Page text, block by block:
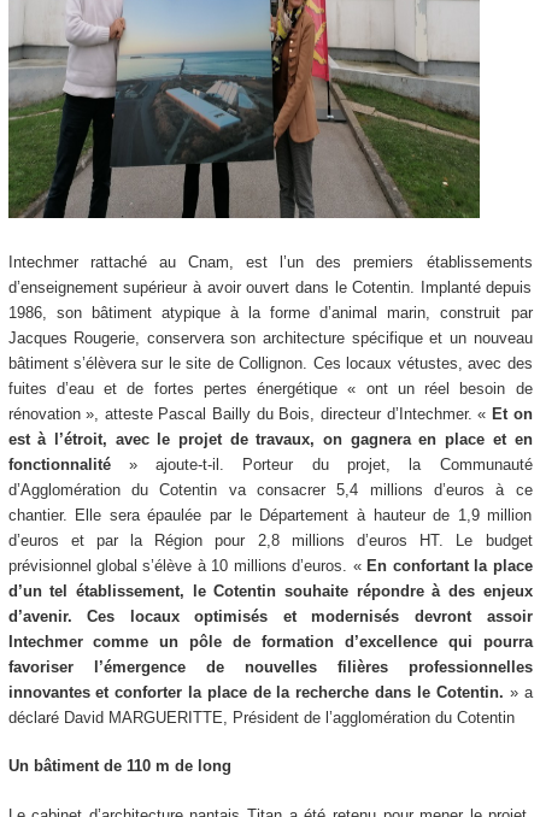
Intechmer rattaché au Cnam, est l’un des premiers établissements
d’enseignement supérieur à avoir ouvert dans le Cotentin. Implanté depuis
1986, son bâtiment atypique à la forme d’animal marin, construit par
Jacques Rougerie, conservera son architecture spécifique et un nouveau
bâtiment s’élèvera sur le site de Collignon. Ces locaux vétustes, avec des
fuites d’eau et de fortes pertes énergétique « ont un réel besoin de
rénovation», atteste Pascal Bailly du Bois, directeur d’Intechmer.« Et on
est à l’étroit, avec le projet de travaux, on gagnera en place et en
fonctionnalité» ajoute-t-il. Porteur du projet, la Communauté
d’Agglomération du Cotentin va consacrer 5,4 millions d’euros à ce
chantier. Elle sera épaulée par le Département à hauteur de 1,9 million
d’euros et par la Région pour 2,8 millions d’euros HT. Le budget
prévisionnel global s’élève à 10 millions d’euros. «En confortant la place
d’un tel établissement, le Cotentin souhaite répondre à des enjeux
d’avenir. Ces locaux optimisés et modernisés devront assoir
Intechmer comme un pôle de formation d’excellence qui pourra
favoriser l’émergence de nouvelles filières professionnelles
innovantes et conforter la place de la recherche dans le Cotentin. » a
déclaré David MARGUERITTE, Président de l’agglomération du Cotentin
Un bâtiment de 110 m de long